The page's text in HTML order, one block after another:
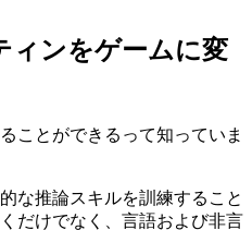
ィンをゲームに変
ことができるって知っていま
な推論スキルを訓練すること
だけでなく、言語および非言